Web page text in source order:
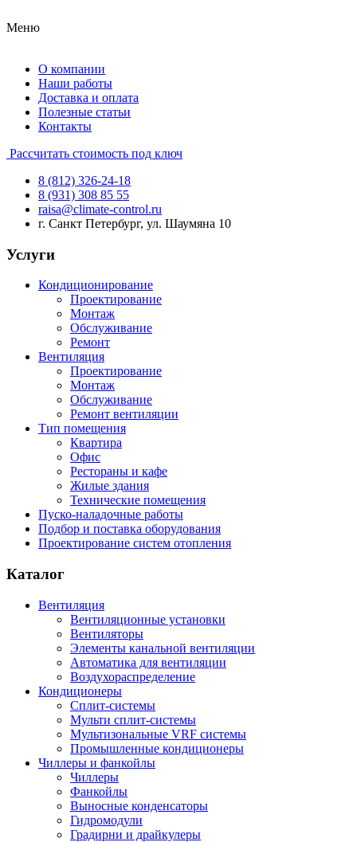
Меню
О компании
Наши работы
Доставка и оплата
Полезные статьи
Контакты
Рассчитать стоимость под ключ
8 (812) 326-24-18
8 (931) 308 85 55
raisa@climate-control.ru
г. Санкт Петербург, ул. Шаумяна 10
Услуги
Кондиционирование
Проектирование
Монтаж
Обслуживание
Ремонт
Вентиляция
Проектирование
Монтаж
Обслуживание
Ремонт вентиляции
Тип помещения
Квартира
Офис
Рестораны и кафе
Жилые здания
Технические помещения
Пуско-наладочные работы
Подбор и поставка оборудования
Проектирование систем отопления
Каталог
Вентиляция
Вентиляционные установки
Вентиляторы
Элементы канальной вентиляции
Автоматика для вентиляции
Воздухораспределение
Кондиционеры
Сплит-системы
Мульти сплит-системы
Мультизональные VRF системы
Промышленные кондиционеры
Чиллеры и фанкойлы
Чиллеры
Фанкойлы
Выносные конденсаторы
Гидромодули
Градирни и драйкулеры